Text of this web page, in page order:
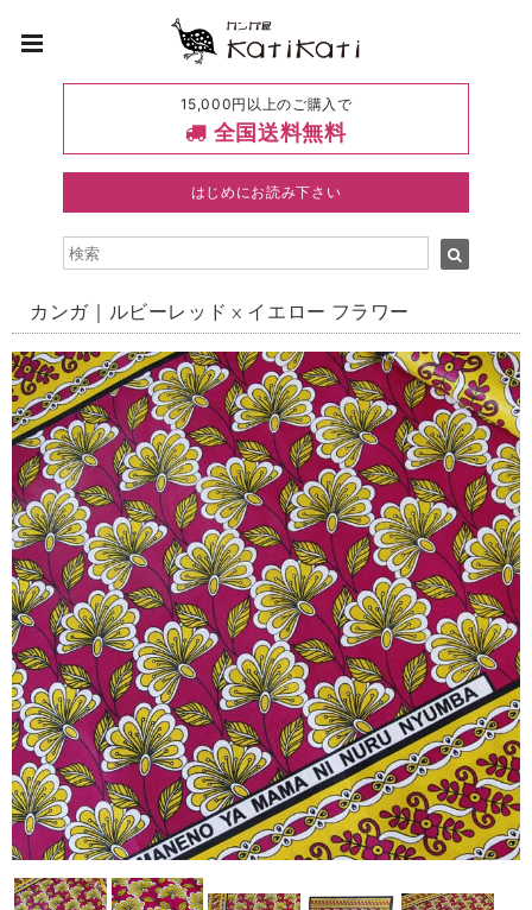
15,000円以上のご購入で
全国送料無料
はじめにお読み下さい
カンガ｜ルビーレッド × イエロー フラワー